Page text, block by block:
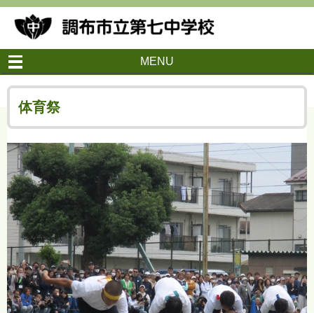
MENU
体育祭